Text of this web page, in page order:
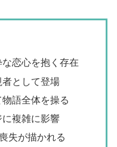
恋心を抱く存在
として登場
語全体を操る
複雑に影響
失が描かれる